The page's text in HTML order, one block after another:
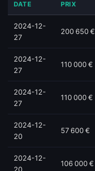
DATE PRIX
2024-12-
27
200 650 €
2024-12-
27
110 000 €
2024-12-
27
110 000 €
2024-12-
20
57 600 €
2024-12-
20
106 000 €